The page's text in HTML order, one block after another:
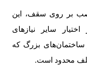
بر روی سقف، این
سایر نیازهای
ساختمان‌های بزرگ که
محدود است.